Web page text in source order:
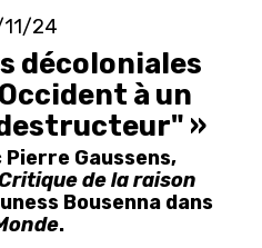
24
décoloniales
à un
»
Gaussens,
de la raison
Bousenna dans
.